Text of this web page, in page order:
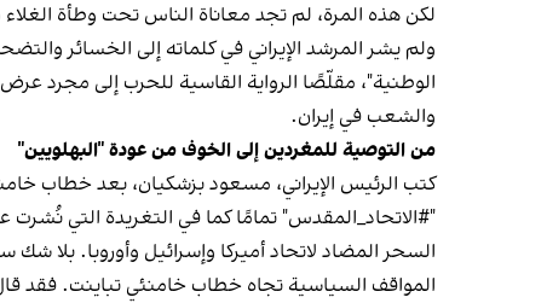
لكن هذه المرة، لم تجد معاناة الناس تحت وطأة
الوطنية"، مقلّصًا الرواية القاسية للحرب إلى مجرد
والشعب في إيران.
من التوصية للمغردين إلى الخوف من عودة "البهلويين"
كتب الرئيس الإيراني، مسعود بزشكيان، بعد خطاب
"#الاتحاد_المقدس" تمامًا كما في التغريدة التي
السحر المضاد لاتحاد أميركا وإسرائيل وأوروبا. بلا شك
المواقف السياسية تجاه خطاب خامنئي تباينت. فقد